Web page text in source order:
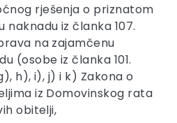
rješenja o priznatom
naknadu iz članka 107.
na zajamčenu
(osobe iz članka 101.
h), i), j) i k) Zakona o
iz Domovinskog rata
obitelji,